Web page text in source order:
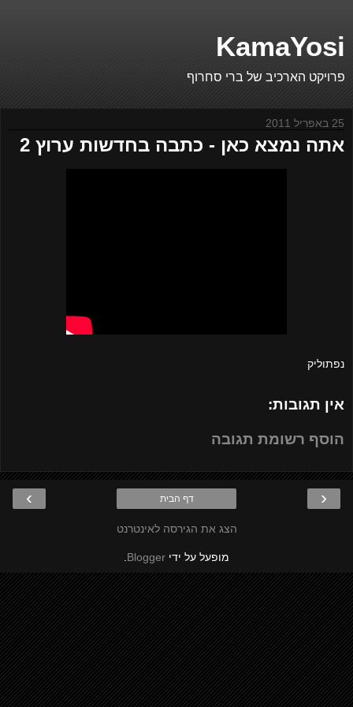
KamaYosi
פרויקט הארכיב של ברי סחרוף
25 באפריל 2011
אתה נמצא כאן - כתבה בחדשות ערוץ 2
נפתוליק
אין תגובות:
הוסף רשומת תגובה
‹
› דף הבית
הצג את הגירסה לאינטרנט
מופעל על ידי Blogger
.